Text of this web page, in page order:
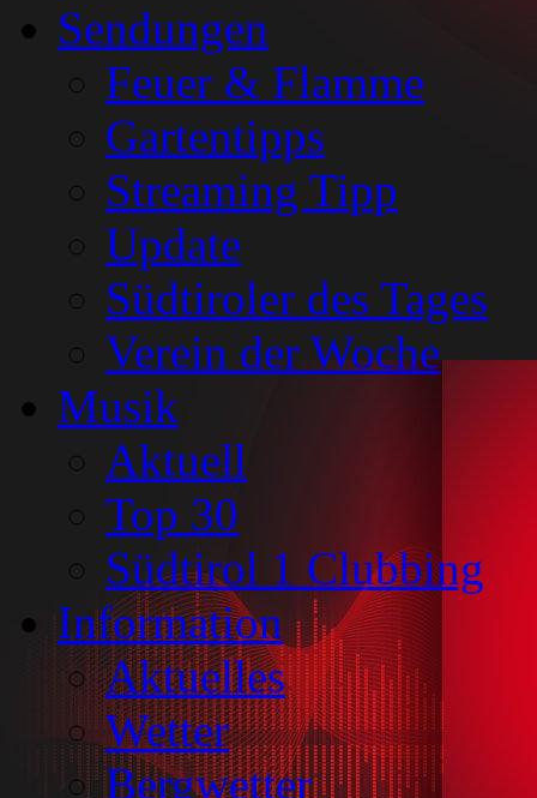
Sendungen
Feuer & Flamme
Gartentipps
Streaming Tipp
Update
Südtiroler des Tages
Verein der Woche
Musik
Aktuell
Top 30
Südtirol 1 Clubbing
Information
Aktuelles
Wetter
Bergwetter